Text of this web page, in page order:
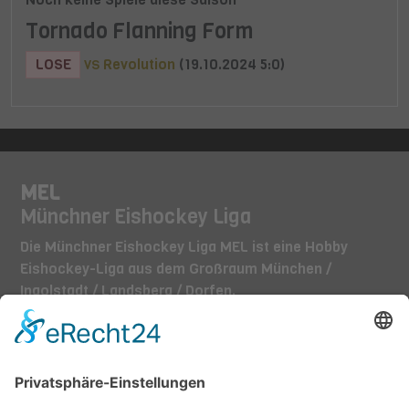
Tornado Flanning Form
LOSE VS Revolution (19.10.2024 5:0)
MEL
Münchner Eishockey Liga
Die Münchner Eishockey Liga MEL ist eine Hobby
Eishockey-Liga aus dem Großraum München /
Ingolstadt / Landsberg / Dorfen.